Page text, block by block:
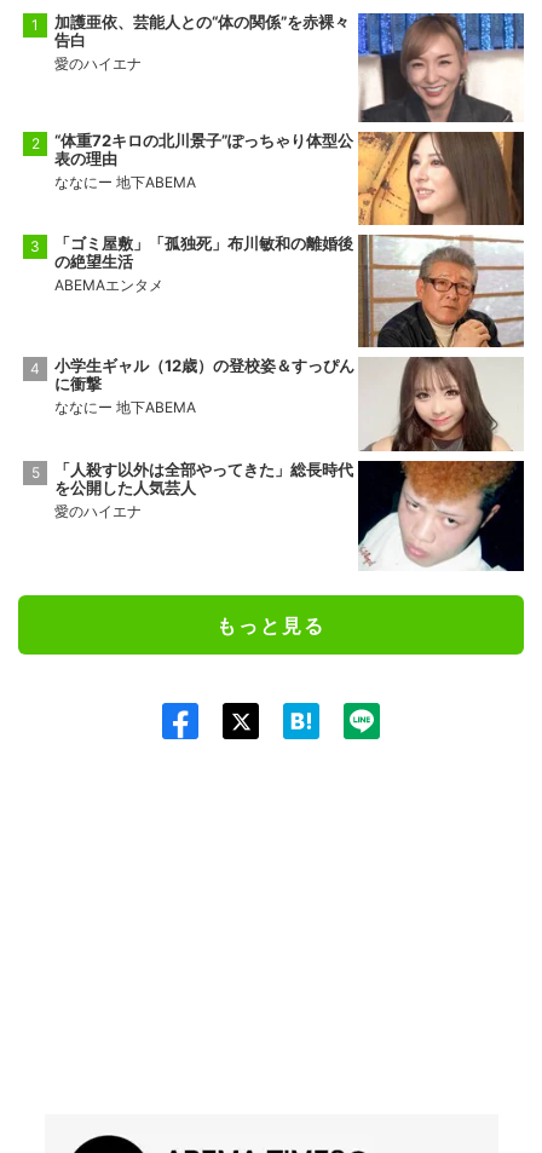
加護亜依、芸能人との“体の関係”を赤裸々
告白
愛のハイエナ
“体重72キロの北川景子”ぽっちゃり体型公
表の理由
ななにー 地下ABEMA
「ゴミ屋敷」「孤独死」布川敏和の離婚後
の絶望生活
ABEMAエンタメ
小学生ギャル（12歳）の登校姿＆すっぴん
に衝撃
ななにー 地下ABEMA
「人殺す以外は全部やってきた」総長時代
を公開した人気芸人
愛のハイエナ
もっと見る